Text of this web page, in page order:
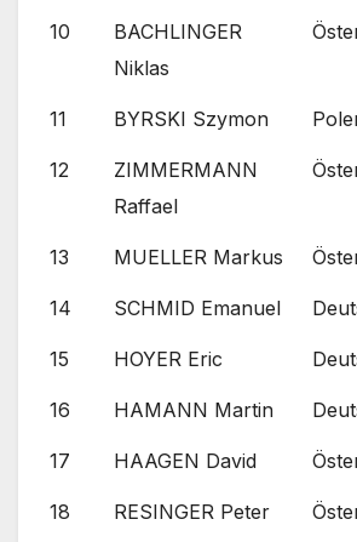
10
BACHLINGER
Niklas
11 BYRSKI Szymon
12
ZIMMERMANN
Raffael
13 MUELLER Markus
14 SCHMID Emanuel
15 HOYER Eric
16 HAMANN Martin
17 HAAGEN David
18 RESINGER Peter